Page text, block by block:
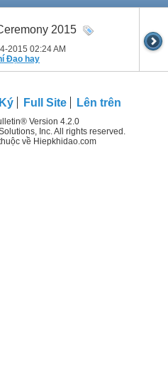
2015
2015 02:24 AM
Đạo hay
Full Site Lên trên
Version 4.2.0
Inc. All rights reserved.
về Hiepkhidao.com